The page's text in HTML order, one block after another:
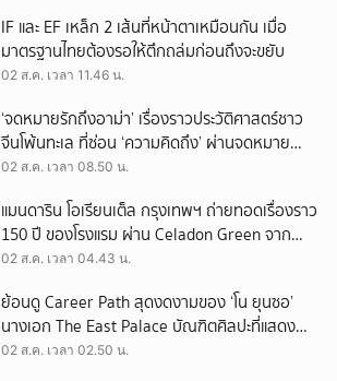
IF และ EF เหล็ก 2 เส้นที่หน้าตาเหมือนกัน เมื่อ
มาตรฐานไทยต้องรอให้ตึกถล่มก่อนถึงจะขยับ
02 ส.ค. เวลา 11.46 น.
‘จดหมายรักถึงอาม่า’ เรื่องราวประวัติศาสตร์ชาว
จีนโพ้นทะเล ที่ซ่อน ‘ความคิดถึง’ ผ่านจดหมาย
‘โพยก๊วน’
02 ส.ค. เวลา 08.50 น.
แมนดาริน โอเรียนเต็ล กรุงเทพฯ ถ่ายทอดเรื่องราว
150 ปี ของโรงแรม ผ่าน Celadon Green จาก
เครื่องศิลาดล
02 ส.ค. เวลา 04.43 น.
ย้อนดู Career Path สุดงดงามของ ‘โน ยุนซอ’
นางเอก The East Palace บัณฑิตศิลปะที่แสดง
เรื่องไหนก็ปัง
02 ส.ค. เวลา 02.50 น.